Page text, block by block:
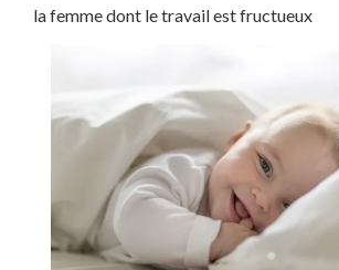
la femme dont le travail est fructueux